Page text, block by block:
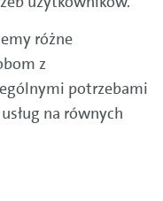
różne
z
potrzebami
na równych